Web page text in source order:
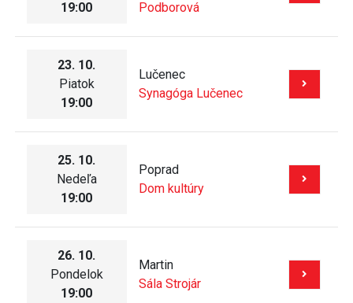
19:00 Podborová
23. 10.
Piatok
19:00
Lučenec
Synagóga Lučenec
25. 10.
Nedeľa
19:00
Poprad
Dom kultúry
26. 10.
Pondelok
19:00
Martin
Sála Strojár